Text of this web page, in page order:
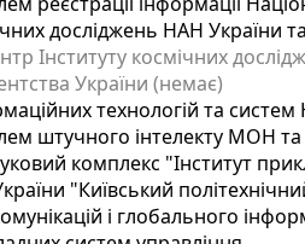
досліджень НАН України
Інституту космічних
України (немає)
технологій та
штучного інтелекту МОН
комплекс "Інститут
"Київський
і глобального